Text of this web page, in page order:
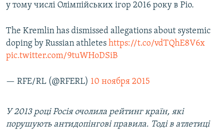
у тому числі Олімпійських ігор 2016 року в Ріо.
The Kremlin has dismissed allegations about systemic
doping by Russian athletes https://t.co/vdTQhE8V6x
pic.twitter.com/9tuWHoDSiB
— RFE/RL (@RFERL) 10 ноября 2015
У 2013 році Росія очолила рейтинг країн, які
порушують антидопінгові правила. Тоді в атлетиці